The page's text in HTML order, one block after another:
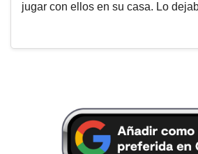
jugar con ellos en su casa. Lo